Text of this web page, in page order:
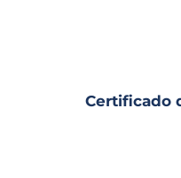
Certificado